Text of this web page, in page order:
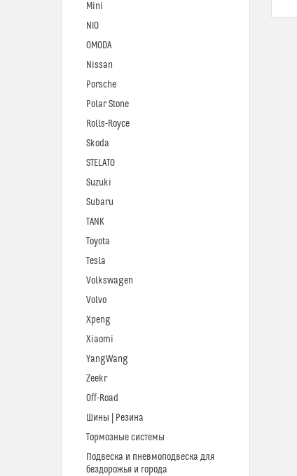
Mini
NIO
OMODA
Nissan
Porsche
Polar Stone
Rolls-Royce
Skoda
STELATO
Suzuki
Subaru
TANK
Toyota
Tesla
Volkswagen
Volvo
Xpeng
Xiaomi
YangWang
Zeekr
Off-Road
Шины | Резина
Тормозные системы
Подвеска и пневмоподвеска для
бездорожья и города